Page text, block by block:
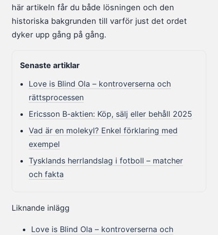
här artikeln får du både lösningen och den
historiska bakgrunden till varför just det ordet
dyker upp gång på gång.
Senaste artiklar
Love is Blind Ola – kontroverserna och
rättsprocessen
Ericsson B-aktien: Köp, sälj eller behåll 2025
Vad är en molekyl? Enkel förklaring med
exempel
Tysklands herrlandslag i fotboll – matcher
och fakta
Liknande inlägg
Love is Blind Ola – kontroverserna och